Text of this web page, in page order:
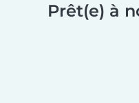
Prêt(e) à